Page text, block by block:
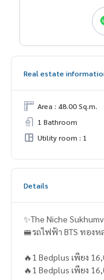
Real estate
Area : 48.00 Sq.m.
1 Bathroom
Utility room : 1
Details
✨The Niche
🚝รถไฟฟ้า BTS ทอง
🔥1 Bedplus เพียง
🔥1 Bedplus เพียง